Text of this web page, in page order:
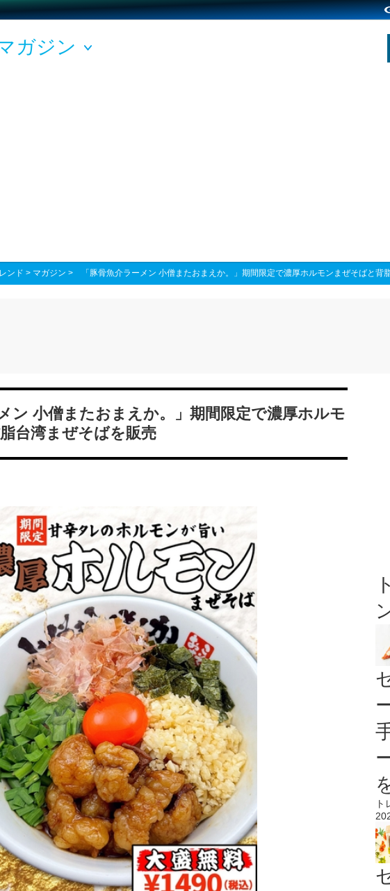
ガジン
ンド > マガジン > 「豚骨魚介ラーメン 小僧またおまえか。」期間限定で濃厚ホルモンまぜそばと背
ン 小僧またおまえか。」期間限定で濃厚ホルモ
台湾まぜそばを販売
ト